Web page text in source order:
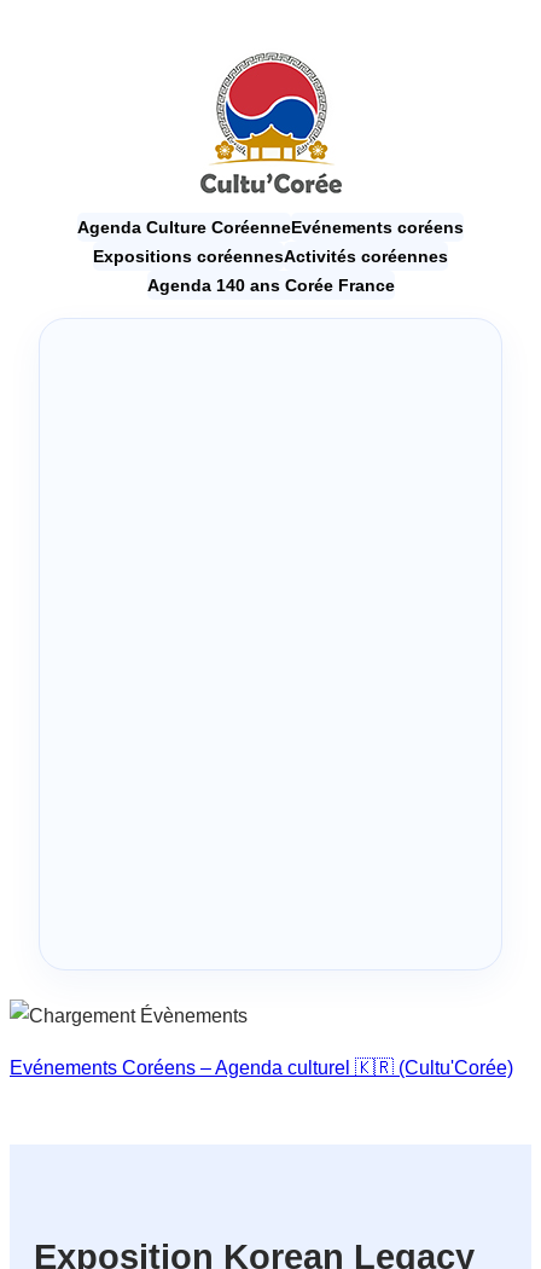
Agenda Culture CoréenneEvénements coréens
Expositions coréennesActivités coréennes
Agenda 140 ans Corée France
Evénements Coréens – Agenda culturel 🇰🇷 (Cultu'Corée)
Exposition Korean Legacy